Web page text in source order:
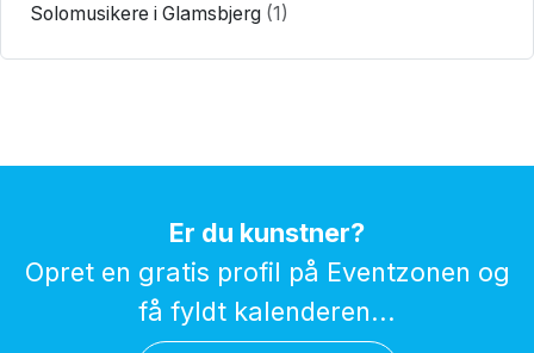
Solomusikere i Glamsbjerg (1)
Er du kunstner?
Opret en gratis profil på Eventzonen og
få fyldt kalenderen...